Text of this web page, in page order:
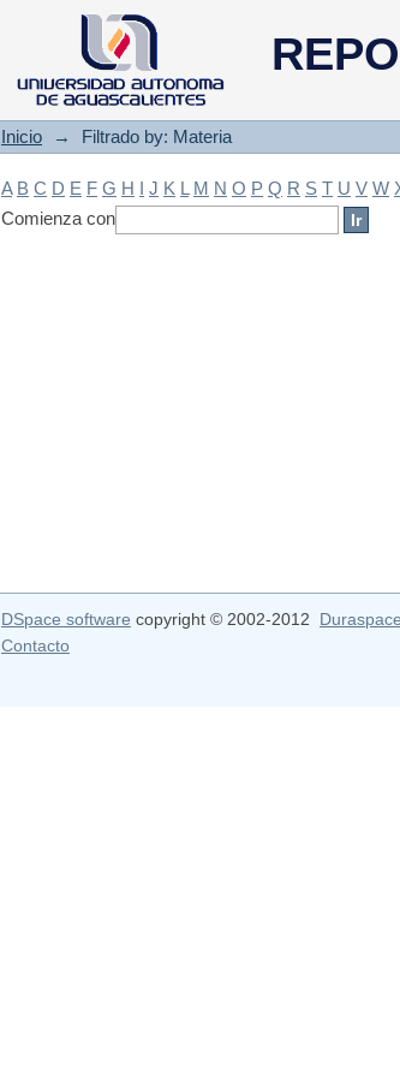
Filtrado by: Materia
Inicio → Filtrado by: Materia
A B C D E F G H I J K L M N O P Q R S T U V W
Comienza con
DSpace software copyright © 2002-2012 Duraspace
Contacto